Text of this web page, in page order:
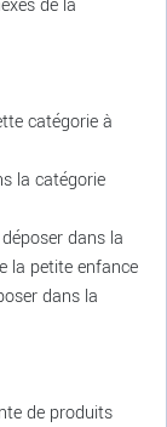
de la
catégorie à
la catégorie
dans la
la petite enfance
dans la
de produits